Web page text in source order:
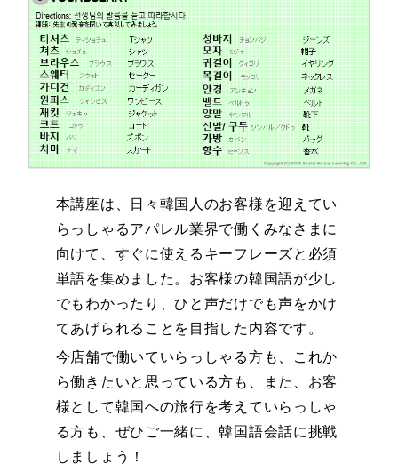
本講座は、日々韓国人のお客様を迎えてい
らっしゃるアパレル業界で働くみなさまに
向けて、すぐに使えるキーフレーズと必須
単語を集めました。お客様の韓国語が少し
でもわかったり、ひと声だけでも声をかけ
てあげられることを目指した内容です。
今店舗で働いていらっしゃる方も、これか
ら働きたいと思っている方も、また、お客
様として韓国への旅行を考えていらっしゃ
る方も、ぜひご一緒に、韓国語会話に挑戦
しましょう！